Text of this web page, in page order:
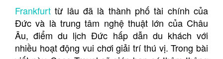
Frankfurt từ lâu đã là thành phố tài chính của
Đức và là trung tâm nghệ thuật lớn của Châu
Âu, điểm du lịch Đức hấp dẫn du khách với
nhiều hoạt động vui chơi giải trí thú vị. Trong bài